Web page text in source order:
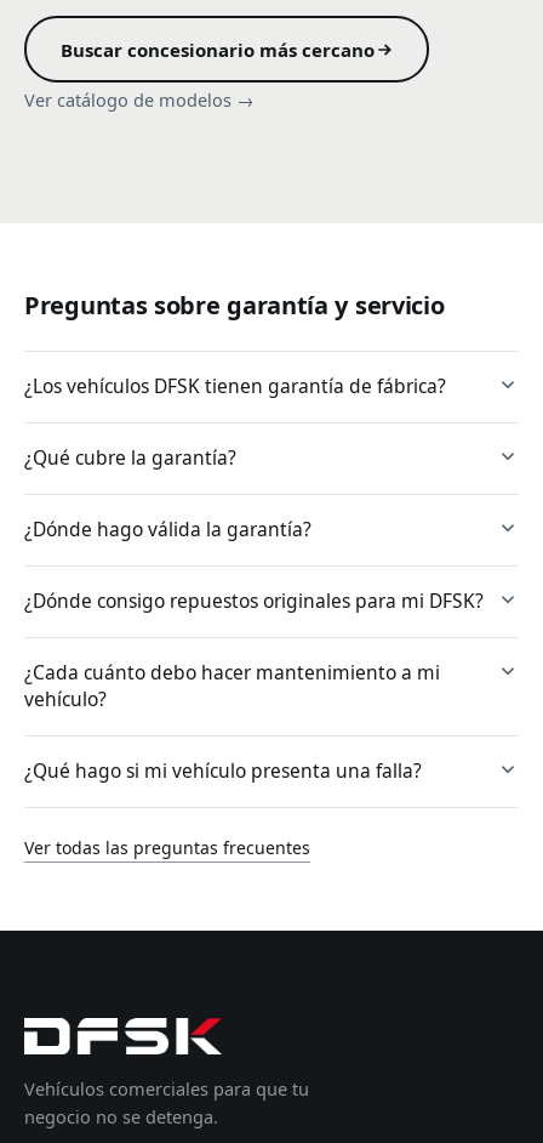
Buscar concesionario más cercano
Ver catálogo de modelos →
Preguntas sobre garantía y servicio
¿Los vehículos DFSK tienen garantía de fábrica?
¿Qué cubre la garantía?
¿Dónde hago válida la garantía?
¿Dónde consigo repuestos originales para mi DFSK?
¿Cada cuánto debo hacer mantenimiento a mi
vehículo?
¿Qué hago si mi vehículo presenta una falla?
Ver todas las preguntas frecuentes
Vehículos comerciales para que tu
negocio no se detenga.